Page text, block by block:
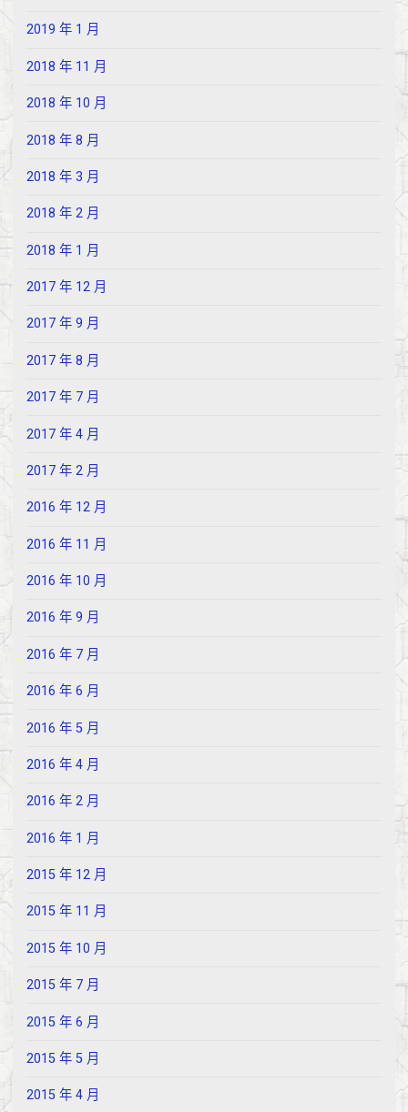
2019 年 1 月
2018 年 11 月
2018 年 10 月
2018 年 8 月
2018 年 3 月
2018 年 2 月
2018 年 1 月
2017 年 12 月
2017 年 9 月
2017 年 8 月
2017 年 7 月
2017 年 4 月
2017 年 2 月
2016 年 12 月
2016 年 11 月
2016 年 10 月
2016 年 9 月
2016 年 7 月
2016 年 6 月
2016 年 5 月
2016 年 4 月
2016 年 2 月
2016 年 1 月
2015 年 12 月
2015 年 11 月
2015 年 10 月
2015 年 7 月
2015 年 6 月
2015 年 5 月
2015 年 4 月